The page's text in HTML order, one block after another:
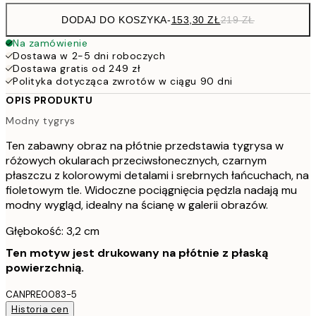
DODAJ DO KOSZYKA-153,30 ZŁ219 ZŁ
Na zamówienie
Dostawa w 2-5 dni roboczych
Dostawa gratis od 249 zł
Polityka dotycząca zwrotów w ciągu 90 dni
OPIS PRODUKTU
Modny tygrys
Ten zabawny obraz na płótnie przedstawia tygrysa w
różowych okularach przeciwsłonecznych, czarnym
płaszczu z kolorowymi detalami i srebrnych łańcuchach, na
fioletowym tle. Widoczne pociągnięcia pędzla nadają mu
modny wygląd, idealny na ścianę w galerii obrazów.
Głębokość: 3,2 cm
Ten motyw jest drukowany na płótnie z płaską
powierzchnią.
CANPRE0083-5
Historia cen